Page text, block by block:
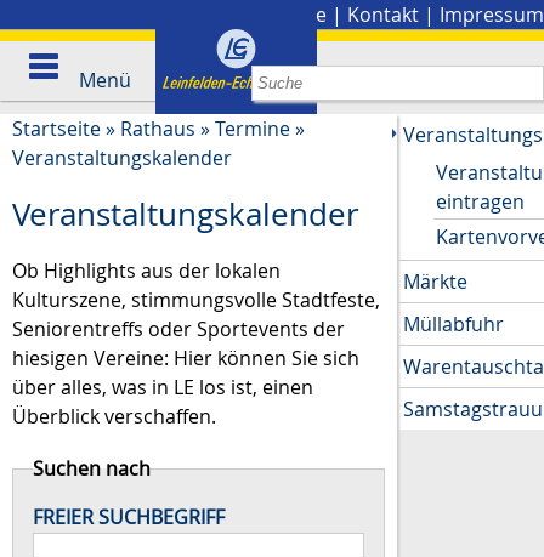
Presse | Kontakt | Impressum
Menü
Startseite» Rathaus »Termine»
Veranstaltungskalender
Veranstaltungskalender
Ob Highlights aus der lokalen
Kulturszene, stimmungsvolle Stadtfeste,
Seniorentreffs oder Sportevents der
hiesigen Vereine: Hier können Sie sich
über alles, was in LE los ist, einen
Überblick verschaffen.
Suchen nach
FREIER SUCHBEGRIFF
eintragen
Märkte
Müllabfuhr